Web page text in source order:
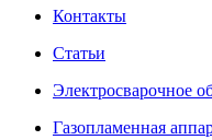
Контакты
Статьи
Электросварочное
Газопламенная